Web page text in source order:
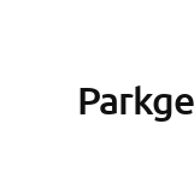
Erfolge und
Transparenz